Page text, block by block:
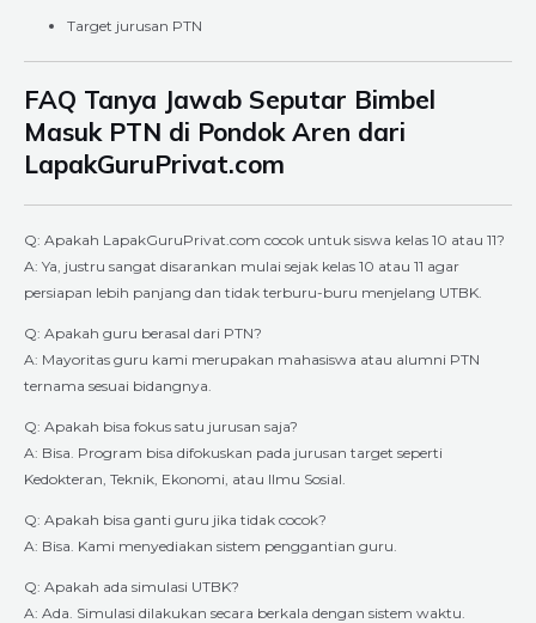
Target jurusan PTN
FAQ Tanya Jawab Seputar Bimbel
Masuk PTN di Pondok Aren dari
LapakGuruPrivat.com
Q: Apakah LapakGuruPrivat.com cocok untuk siswa kelas 10 atau 11?
A: Ya, justru sangat disarankan mulai sejak kelas 10 atau 11 agar
persiapan lebih panjang dan tidak terburu-buru menjelang UTBK.
Q: Apakah guru berasal dari PTN?
A: Mayoritas guru kami merupakan mahasiswa atau alumni PTN
ternama sesuai bidangnya.
Q: Apakah bisa fokus satu jurusan saja?
A: Bisa. Program bisa difokuskan pada jurusan target seperti
Kedokteran, Teknik, Ekonomi, atau Ilmu Sosial.
Q: Apakah bisa ganti guru jika tidak cocok?
A: Bisa. Kami menyediakan sistem penggantian guru.
Q: Apakah ada simulasi UTBK?
A: Ada. Simulasi dilakukan secara berkala dengan sistem waktu.